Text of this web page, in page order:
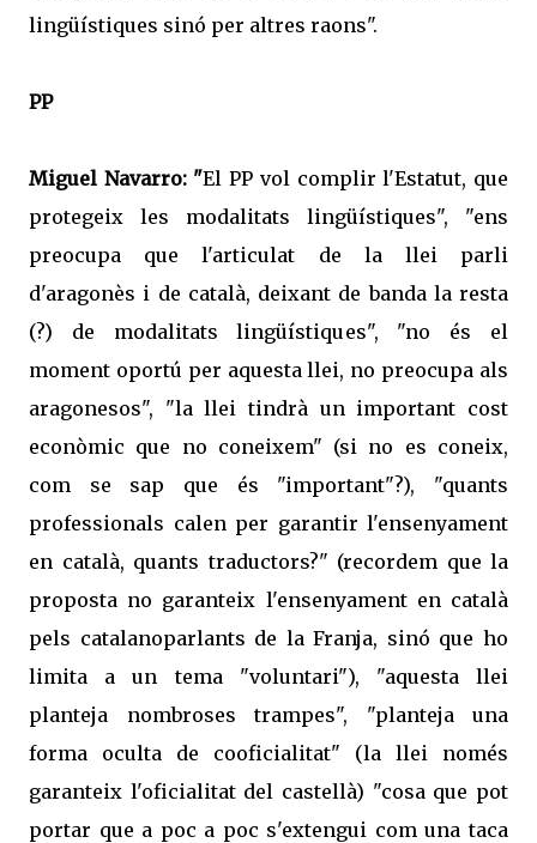
lingüístiques sinó per altres raons".
PP
Miguel Navarro: "El PP vol complir l'Estatut, que
protegeix les modalitats lingüístiques", "ens
preocupa que l'articulat de la llei parli
d'aragonès i de català, deixant de banda la resta
(?) de modalitats lingüístiques", "no és el
moment oportú per aquesta llei, no preocupa als
aragonesos", "la llei tindrà un important cost
econòmic que no coneixem" (si no es coneix,
com se sap que és "important"?), "quants
professionals calen per garantir l'ensenyament
en català, quants traductors?" (recordem que la
proposta no garanteix l'ensenyament en català
pels catalanoparlants de la Franja, sinó que ho
limita a un tema "voluntari"), "aquesta llei
planteja nombroses trampes", "planteja una
forma oculta de cooficialitat" (la llei només
garanteix l'oficialitat del castellà) "cosa que pot
portar que a poc a poc s'extengui com una taca